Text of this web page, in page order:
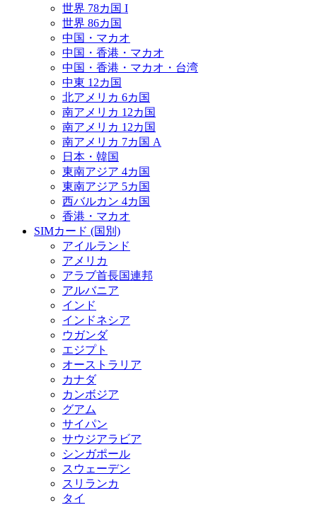
世界 78カ国 I
世界 86カ国
中国・マカオ
中国・香港・マカオ
中国・香港・マカオ・台湾
中東 12カ国
北アメリカ 6カ国
南アメリカ 12カ国
南アメリカ 12カ国
南アメリカ 7カ国 A
日本・韓国
東南アジア 4カ国
東南アジア 5カ国
西バルカン 4カ国
香港・マカオ
SIMカード (国別)
アイルランド
アメリカ
アラブ首長国連邦
アルバニア
インド
インドネシア
ウガンダ
エジプト
オーストラリア
カナダ
カンボジア
グアム
サイパン
サウジアラビア
シンガポール
スウェーデン
スリランカ
タイ